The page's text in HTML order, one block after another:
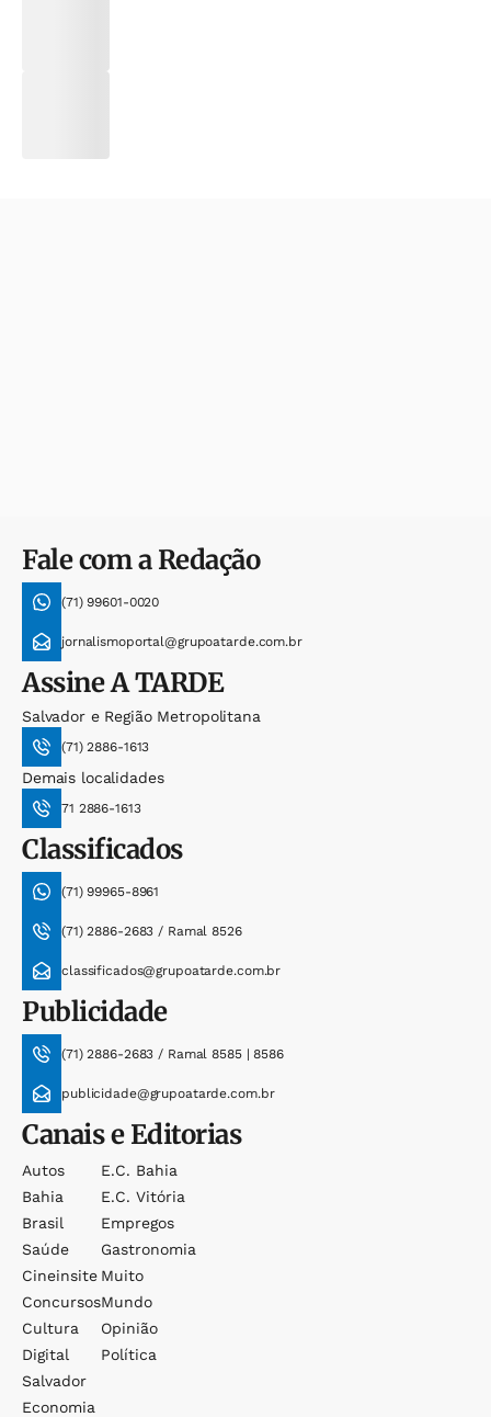
Fale com a Redação
(71) 99601-0020
jornalismoportal@grupoatarde.com.br
AssineA TARDE
Salvador e Região Metropolitana
(71) 2886-1613
Demais localidades
71 2886-1613
Classificados
(71) 99965-8961
(71) 2886-2683 / Ramal 8526
classificados@grupoatarde.com.br
Publicidade
(71) 2886-2683 / Ramal 8585 | 8586
publicidade@grupoatarde.com.br
Canais e Editorias
Autos
Bahia
Brasil
Saúde
Cineinsite
Concursos
Cultura
Digital
Salvador
Economia
E.c. Bahia
E.c. Vitória
Empregos
Gastronomia
Muito
Mundo
Opinião
Política